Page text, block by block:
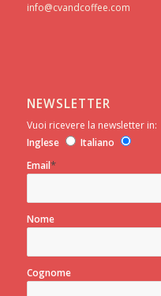
info@cvandcoffee.com
NEWSLETTER
Vuoi ricevere la newsletter in:
Inglese
Italiano
Email*
Nome
Cognome